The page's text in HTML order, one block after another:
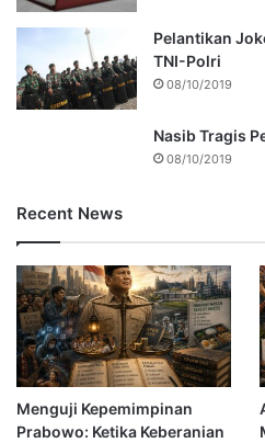
Pelantikan
TNI-Polri
08/10/2019
Nasib Tragis
08/10/2019
Recent News
Menguji Kepemimpinan
Prabowo: Ketika Keberanian